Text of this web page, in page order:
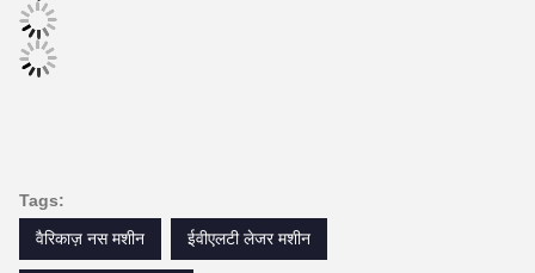
Tags:
वैरिकाज़ नस मशीन
ईवीएलटी लेजर मशीन